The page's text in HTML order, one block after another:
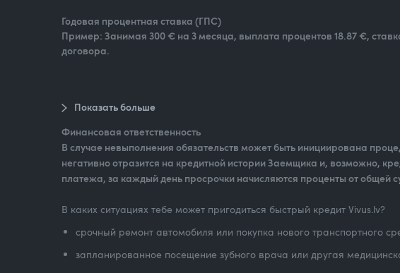
Годовая процентная ставка (ГПС)
Пример: Занимая 300 € на 3 месяца, выплата процентов 18.87 €,
договора.
Показать больше
Финансовая ответственность
В случае невыполнения обязательств может быть инициирована
негативно отразится на кредитной истории Заемщика и, возможно,
платежа, за каждый день просрочки начисляются проценты от общей
В каких ситуациях тебе может пригодиться быстрый кредит Vivus.lv?
срочный ремонт автомобиля или покупка нового транспортного
запланированное посещение зубного врача или другая